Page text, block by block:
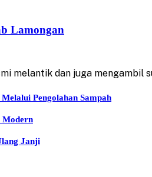
Lamongan
melantik dan juga mengambil
Pengolahan Sampah
Modern
Janji